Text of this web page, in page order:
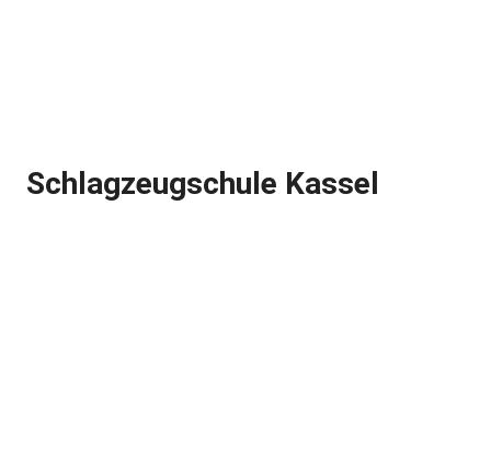
Schlagzeugschule Kassel